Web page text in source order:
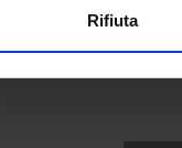
Rifiuta